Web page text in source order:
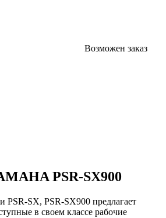
Возможен заказ
PSR-SX900
PSR-SX, PSR-SX900 предлагает
в своем классе рабочие